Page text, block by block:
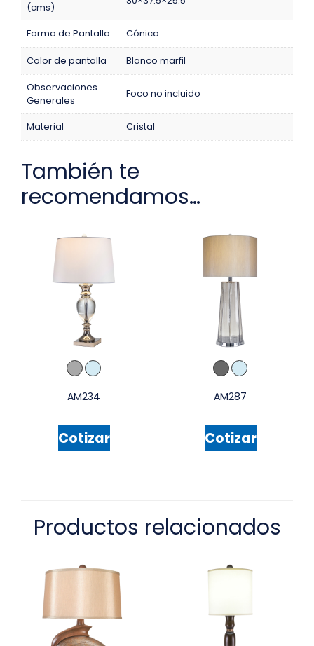
(cms)
Forma de Pantalla Cónica
Color de pantalla
Blanco marfil
Observaciones
Generales
Foco no incluido
Material Cristal
También te
recomendamos…
AM234
Cotizar
AM287
Cotizar
Productos relacionados